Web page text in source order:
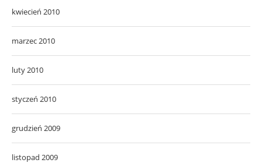
kwiecień 2010
marzec 2010
luty 2010
styczeń 2010
grudzień 2009
listopad 2009